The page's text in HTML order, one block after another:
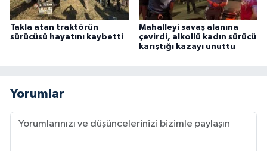
Takla atan traktörün
sürücüsü hayatını kaybetti
Mahalleyi savaş alanına
çevirdi, alkollü kadın sürücü
karıştığı kazayı unuttu
Yorumlar